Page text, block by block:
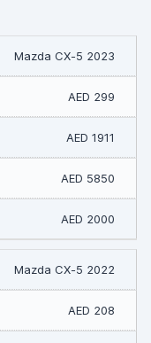
Mazda CX-5 2023
AED 299
AED 1911
AED 5850
AED 2000
Mazda CX-5 2022
AED 208